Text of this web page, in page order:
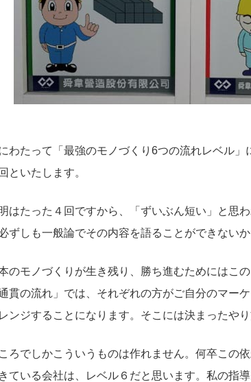
わたって「最強のモノづくり6つの流れレベル」
といたします。
はたった４回ですから、「ずいぶん短い」と思
ずしも一般論でその内容を語ることができないか
のモノづくりが生き残り、勝ち進むためにはこ
貫の流れ」では、それぞれの方がご自分のマー
ンジすることになります。そこには決まったやり
ろでしかこういうものは作れません。何卒この
ている会社は、レベル６だと思います。私の指